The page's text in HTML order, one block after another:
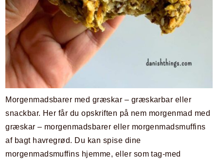
Morgenmadsbarer med græskar – græskarbar eller
snackbar. Her får du opskriften på nem morgenmad med
græskar – morgenmadsbarer eller morgenmadsmuffins
af bagt havregrød. Du kan spise dine
morgenmadsmuffins hjemme, eller som tag-med